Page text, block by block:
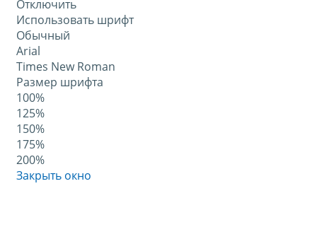
Отключить
Использовать шрифт
Обычный
Arial
Times New Roman
Размер шрифта
100%
125%
150%
175%
200%
Закрыть окно